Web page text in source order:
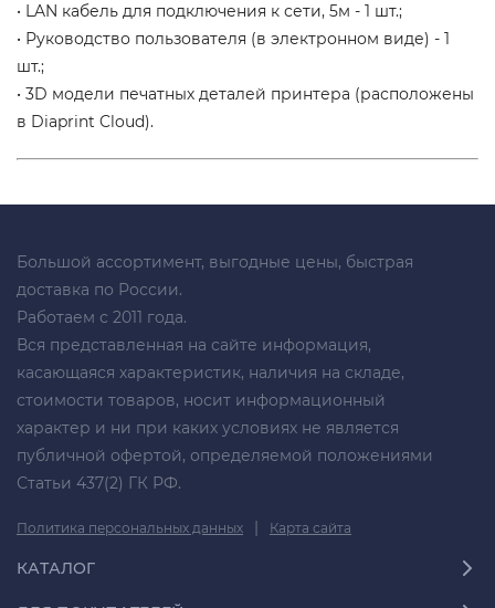
• LAN кабель для подключения к сети, 5м - 1 шт.;
• Руководство пользователя (в электронном виде) - 1
шт.;
• 3D модели печатных деталей принтера (расположены
в Diaprint Cloud).
Большой ассортимент, выгодные цены, быстрая
доставка по России.
Работаем с 2011 года.
Вся представленная на сайте информация,
касающаяся характеристик, наличия на складе,
стоимости товаров, носит информационный
характер и ни при каких условиях не является
публичной офертой, определяемой положениями
Статьи 437(2) ГК РФ.
Политика персональных данных | Карта сайта
КАТАЛОГ